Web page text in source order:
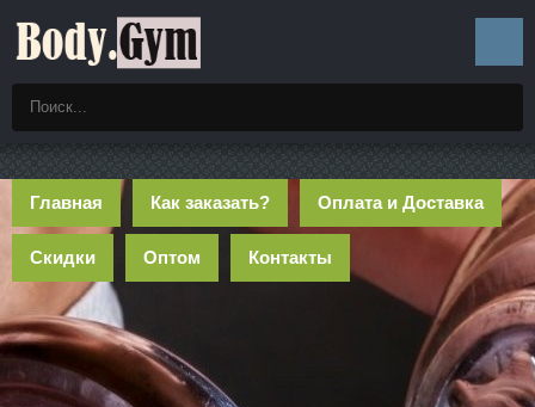
Главная Как заказать? Оплата и Доставка
Скидки Оптом Контакты